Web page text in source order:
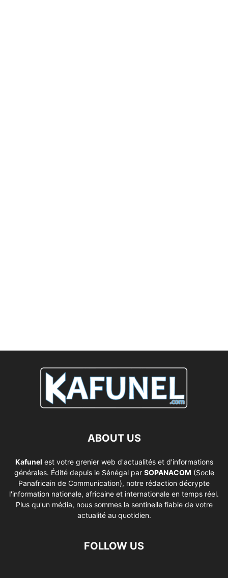
ABOUT US
Kafunel est votre grenier web d'actualités et d'informations
générales. Édité depuis le Sénégal par SOPANACOM (Socle
Panafricain de Communication), notre rédaction décrypte
l'information nationale, africaine et internationale en temps réel.
Plus qu'un média, nous sommes la sentinelle fiable de votre
actualité au quotidien.
FOLLOW US